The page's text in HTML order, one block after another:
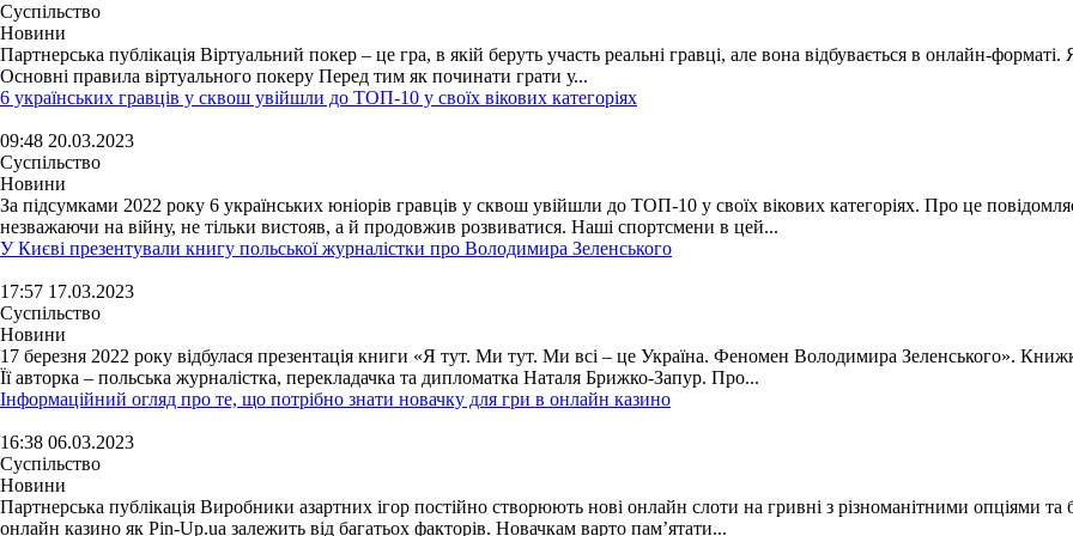
Суспільство
Новини
Партнерська публікація Віртуальний покер – це гра, в якій беруть участь реальні гравці, але вона відбувається в онлайн-
Основні правила віртуального покеру Перед тим як починати грати у...
6 українських гравців у сквош увійшли до ТОП-10 у своїх вікових категоріях
09:48 20.03.2023
Суспільство
Новини
За підсумками 2022 року 6 українських юніорів гравців у сквош увійшли до ТОП-10 у своїх вікових категоріях. Про це
незважаючи на війну, не тільки вистояв, а й продовжив розвиватися. Наші спортсмени в цей...
У Києві презентували книгу польської журналістки про Володимира Зеленського
17:57 17.03.2023
Суспільство
Новини
17 березня 2022 року відбулася презентація книги «Я тут. Ми тут. Ми всі – це Україна. Феномен Володимира Зеленського».
Її авторка – польська журналістка, перекладачка та дипломатка Наталя Брижко-Запур. Про...
Інформаційний огляд про те, що потрібно знати новачку для гри в онлайн казино
16:38 06.03.2023
Суспільство
Новини
Партнерська публікація Виробники азартних ігор постійно створюють нові онлайн слоти на гривні з різноманітними опціями
онлайн казино як Pin-Up.ua залежить від багатьох факторів. Новачкам варто пам’ятати...